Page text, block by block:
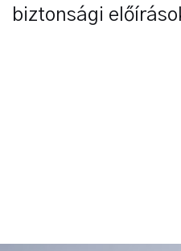
biztonsági